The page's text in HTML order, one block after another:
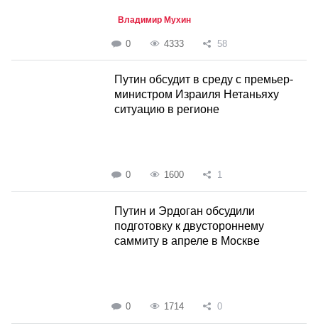
Владимир Мухин
0 4333 58
Путин обсудит в среду с премьер-
министром Израиля Нетаньяху
ситуацию в регионе
0 1600 1
Путин и Эрдоган обсудили
подготовку к двустороннему
саммиту в апреле в Москве
0 1714 0